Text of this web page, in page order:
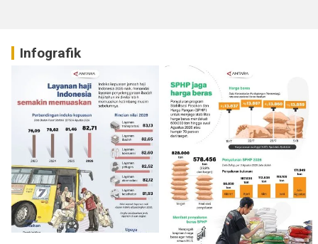
Infografik